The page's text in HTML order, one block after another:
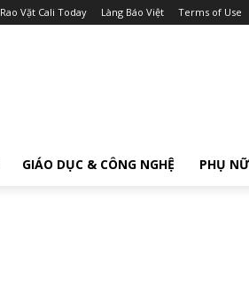
Rao Vặt Cali Today Làng Báo Việt Terms of Use
GIÁO DỤC & CÔNG NGHỆ PHỤ NỮ